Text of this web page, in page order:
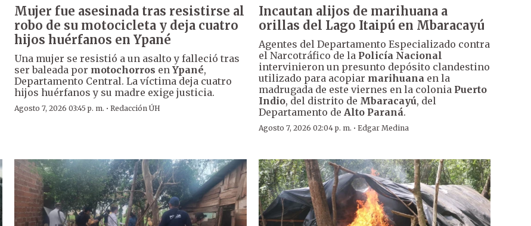
Mujer fue asesinada tras resistirse al
robo de su motocicleta y deja cuatro
hijos huérfanos en Ypané
Una mujer se resistió a un asalto y falleció tras
ser baleada por motochorros enYpané,
Departamento Central. La víctima deja cuatro
hijos huérfanos y su madre exige justicia.
Agosto 7, 2026 03:45 p. m. ·Redacción ÚH
Incautan alijos de marihuana a
orillas del Lago Itaipú en Mbaracayú
Agentes del Departamento Especializado contra
el Narcotráfico de la Policía Nacional
intervinieron un presunto depósito clandestino
utilizado para acopiar marihuanaen la
madrugada de este viernes en la colonia Puerto
Indio, del distrito de Mbaracayú, del
Departamento de Alto Paraná.
Agosto 7, 2026 02:04 p. m. · Edgar Medina